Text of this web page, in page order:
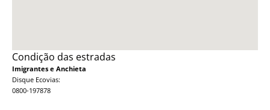
Condição das estradas
Imigrantes e Anchieta
Disque Ecovias:
0800-197878